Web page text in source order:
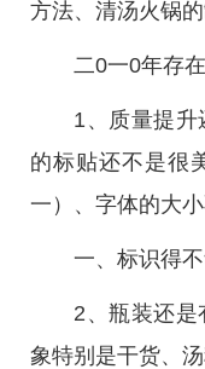
方法、清汤火锅
二0一0年存
1、质量提升
的标贴还不是很
一）、字体的大
一、标识得不
2、瓶装还
象特别是干货、